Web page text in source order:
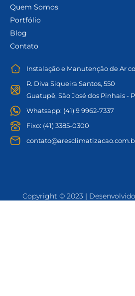
Quem Somos
Portfólio
Blog
Contato
Instalação e Manutenção de Ar
R. Diva Siqueira Santos, 550
Guatupê, São José dos Pinhais -
Whatsapp: (41) 9 9962-7337
Fixo: (41) 3385-0300
Copyright © 2023 |